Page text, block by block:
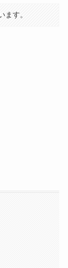
ます。